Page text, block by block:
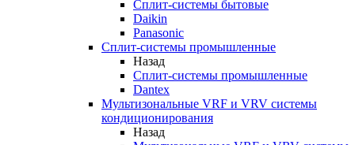
Сплит-системы бытовые
Daikin
Panasonic
Сплит-системы промышленные
Назад
Сплит-системы промышленные
Dantex
Мультизональные VRF и VRV системы
кондиционирования
Назад